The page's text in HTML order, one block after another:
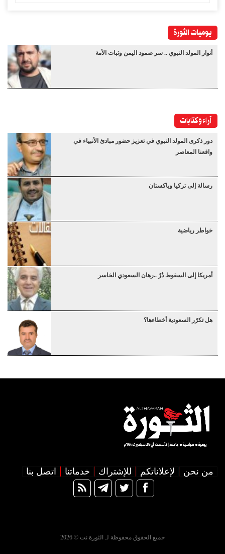
يوميات الثورة
أنوار المولد النبوي .. سر صمود اليمن وثبات الأمة
آراء وكتابات
دور ذكرى المولد النبوي في تعزيز حضور مبادئ الأنبياء في
واقعنا المعاصر
رسالة إلى تركيا وباكستان
خواطر رياضية
أمريكا إلى السقوط دُرْ ..رهان السعودي الخاسر
هل تكرّر السعودية أخطاءها؟
من نحن لإعلاناتكم للإشتراك خدماتنا اتصل بنا
جميع الحقوق محفوظة لـ الثورة نت © 2026